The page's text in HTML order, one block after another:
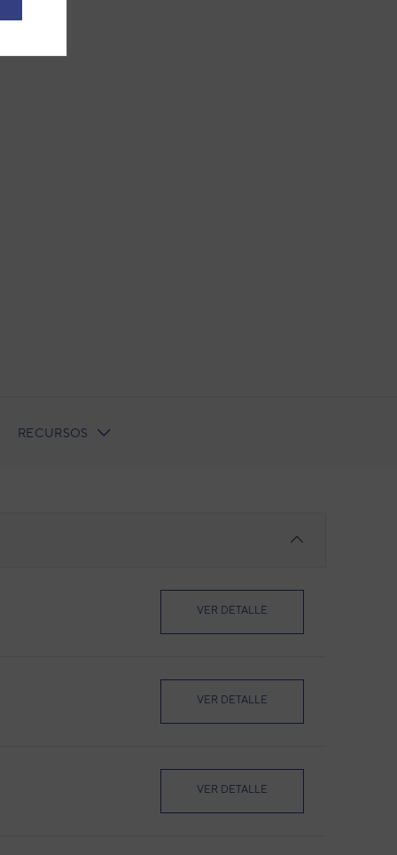
RECURSOS
VER DETALLE
VER DETALLE
VER DETALLE